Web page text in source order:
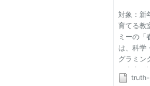
対象：新
育てる教
ミーの「
は、科学
グラミン
い内容
れも１日